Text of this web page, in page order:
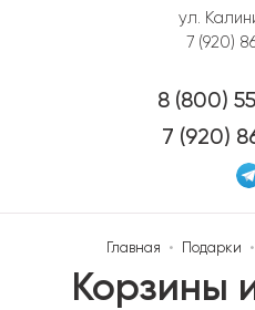
ул.
7 (920)
8 (800)
7 (920)
Главная • Подарки •
Корзины